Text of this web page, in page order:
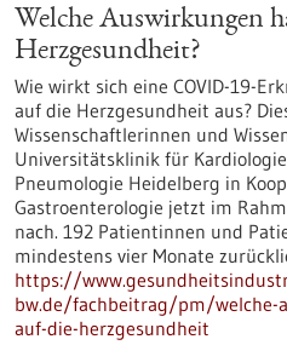
Welche Auswirkungen
Herzgesundheit?
Wie wirkt sich eine COVID-19-
auf die Herzgesundheit aus?
Wissenschaftlerinnen und
Universitätsklinik für
Pneumologie Heidelberg in
Gastroenterologie jetzt im
nach. 192 Patientinnen und
mindestens vier Monate
https://
bw.de/fachbeitrag/pm/welche-
auf-die-herzgesundheit